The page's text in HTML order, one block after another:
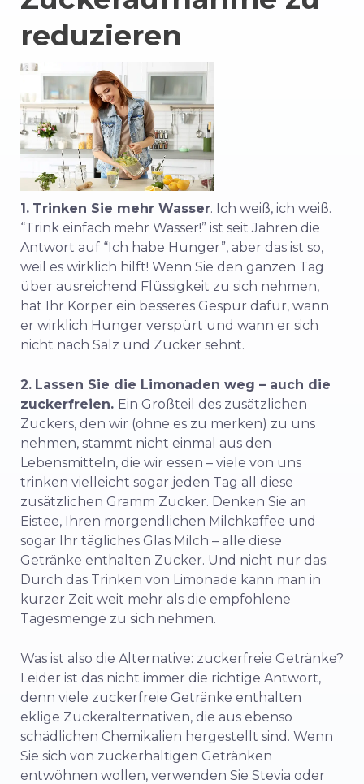
reduzieren
1. Trinken Sie mehr Wasser. Ich weiß, ich weiß.
“Trink einfach mehr Wasser!” ist seit Jahren die
Antwort auf “Ich habe Hunger”, aber das ist so,
weil es wirklich hilft! Wenn Sie den ganzen Tag
über ausreichend Flüssigkeit zu sich nehmen,
hat Ihr Körper ein besseres Gespür dafür, wann
er wirklich Hunger verspürt und wann er sich
nicht nach Salz und Zucker sehnt.
2. Lassen Sie die Limonaden weg – auch die
zuckerfreien. Ein Großteil des zusätzlichen
Zuckers, den wir (ohne es zu merken) zu uns
nehmen, stammt nicht einmal aus den
Lebensmitteln, die wir essen – viele von uns
trinken vielleicht sogar jeden Tag all diese
zusätzlichen Gramm Zucker. Denken Sie an
Eistee, Ihren morgendlichen Milchkaffee und
sogar Ihr tägliches Glas Milch – alle diese
Getränke enthalten Zucker. Und nicht nur das:
Durch das Trinken von Limonade kann man in
kurzer Zeit weit mehr als die empfohlene
Tagesmenge zu sich nehmen.
Was ist also die Alternative: zuckerfreie Getränke?
Leider ist das nicht immer die richtige Antwort,
denn viele zuckerfreie Getränke enthalten
eklige Zuckeralternativen, die aus ebenso
schädlichen Chemikalien hergestellt sind. Wenn
Sie sich von zuckerhaltigen Getränken
entwöhnen wollen, verwenden Sie Stevia oder